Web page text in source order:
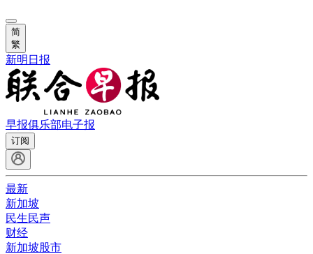
简
繁
新明日报
早报俱乐部电子报
订阅
最新
新加坡
民生民声
财经
新加坡股市